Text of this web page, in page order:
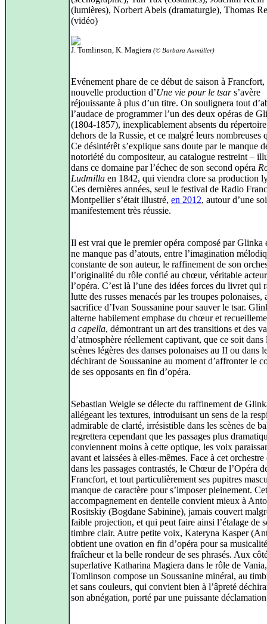
(lumières), Norbert Abels (dramaturgie), Thomas
(vidéo)
J. Tomlinson, K. Magiera (© Barbara Aumüller)
Evénement phare de ce début de saison à Francfort,
nouvelle production d’Une vie pour le tsars’avère
réjouissante à plus d’un titre. On soulignera tout
l’audace de programmer l’un des deux opéras de
(1804-1857), inexplicablement absents du
dehors de la Russie, et ce malgré leurs nombreuses
Ce désintérêt s’explique sans doute par le manque
notoriété du compositeur, au catalogue restreint –
dans ce domaine par l’échec de son second opéra
Ludmilla en 1842, qui viendra clore sa production
Ces dernières années, seul le festival de Radio
Montpellier s’était illustré, en 2012, autour d’une
manifestement très réussie.
Il est vrai que le premier opéra composé par Glinka
ne manque pas d’atouts, entre l’imagination
constante de son auteur, le raffinement de son
l’originalité du rôle confié au chœur, véritable
l’opéra. C’est là l’une des idées forces du livret qui
lutte des russes menacés par les troupes polonaises,
sacrifice d’Ivan Soussanine pour sauver le tsar.
alterne habilement emphase du chœur et
a capella, démontrant un art des transitions et des
d’atmosphère réellement captivant, que ce soit dans
scènes légères des danses polonaises au II ou dans
déchirant de Soussanine au moment d’affronter le
de ses opposants en fin d’opéra.
Sebastian Weigle se délecte du raffinement de
allégeant les textures, introduisant un sens de la
admirable de clarté, irrésistible dans les scènes de
regrettera cependant que les passages plus
conviennent moins à cette optique, les voix
avant et laissées à elles-mêmes. Face à cet
dans les passages contrastés, le Chœur de l’Opéra
Francfort, et tout particulièrement ses pupitres
manque de caractère pour s’imposer pleinement. Cet
accompagnement en dentelle convient mieux à
Rositskiy (Bogdane Sabinine), jamais couvert
faible projection, et qui peut faire ainsi l’étalage de
timbre clair. Autre petite voix, Kateryna Kasper
obtient une ovation en fin d’opéra pour sa
fraîcheur et la belle rondeur de ses phrasés. Aux
superlative Katharina Magiera dans le rôle de
Tomlinson compose un Soussanine minéral, au
et sans couleurs, qui convient bien à l’âpreté
son abnégation, porté par une puissante